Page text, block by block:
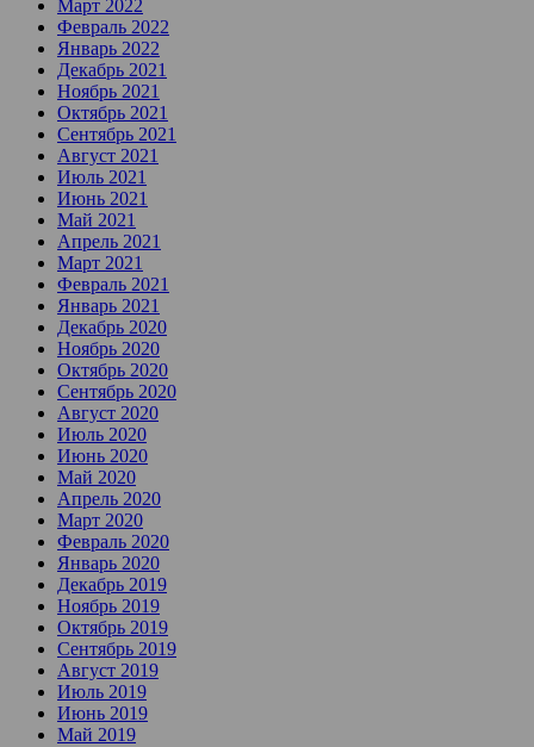
Март 2022
Февраль 2022
Январь 2022
Декабрь 2021
Ноябрь 2021
Октябрь 2021
Сентябрь 2021
Август 2021
Июль 2021
Июнь 2021
Май 2021
Апрель 2021
Март 2021
Февраль 2021
Январь 2021
Декабрь 2020
Ноябрь 2020
Октябрь 2020
Сентябрь 2020
Август 2020
Июль 2020
Июнь 2020
Май 2020
Апрель 2020
Март 2020
Февраль 2020
Январь 2020
Декабрь 2019
Ноябрь 2019
Октябрь 2019
Сентябрь 2019
Август 2019
Июль 2019
Июнь 2019
Май 2019